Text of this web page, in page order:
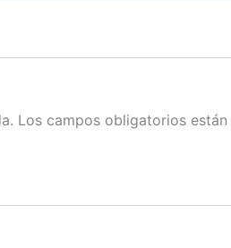
Los campos obligatorios